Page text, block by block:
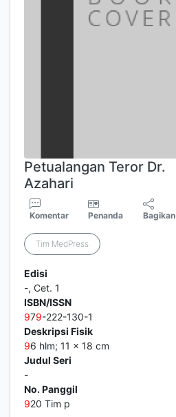
Petualangan Teror Dr.
Azahari
Komentar Penanda Bagikan
Tim MedPress
Edisi
-, Cet. 1
ISBN/ISSN
979-222-130-1
Deskripsi Fisik
96 hlm; 11 x 18 cm
Judul Seri
-
No. Panggil
920 Tim p